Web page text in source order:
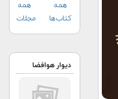
همه
کتاب‌ها
همه
مجلات
دیوار هوافضا